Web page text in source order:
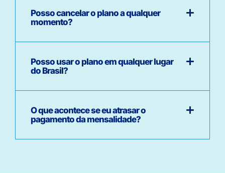
Posso cancelar o plano a qualquer
momento?
Posso usar o plano em qualquer lugar
do Brasil?
O que acontece se eu atrasar o
pagamento da mensalidade?